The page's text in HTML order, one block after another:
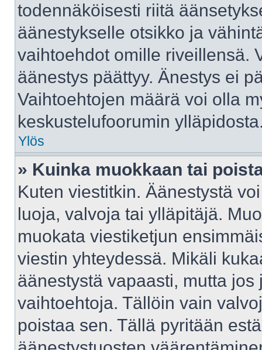
todennäköisesti riitä
äänestykselle otsikko ja
vaihtoehdot omille riveillensä.
äänestys päättyy. Änestys ei
Vaihtoehtojen määrä voi olla
keskustelufoorumin
Ylös
» Kuinka muokkaan tai
Kuten viestitkin. Äänestystä
luoja, valvoja tai ylläpitäjä.
muokata viestiketjun
viestin yhteydessä. Mikäli
äänestystä vapaasti, mutta
vaihtoehtoja. Tällöin vain
poistaa sen. Tällä pyritään